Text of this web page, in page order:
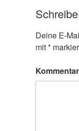
Deine E-
mit*
Kommentar